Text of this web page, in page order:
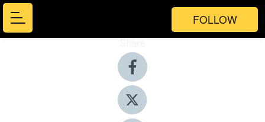
FOLLOW
Share